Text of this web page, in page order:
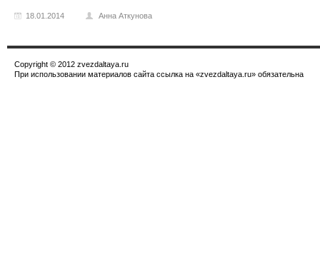
18.01.2014 Анна Аткунова
Copyright © 2012 zvezdaltaya.ru
При использовании материалов сайта ссылка на «zvezdaltaya.ru» обязательна